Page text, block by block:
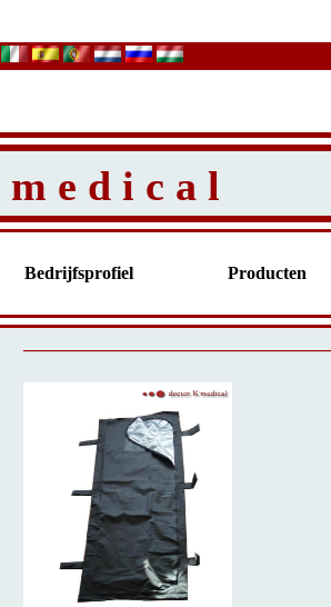
m e d i c a l
Bedrijfsprofiel Producten